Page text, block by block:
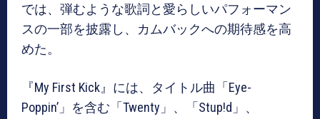
では、弾むような歌詞と愛らしいパフォーマン
スの一部を披露し、カムバックへの期待感を高
めた。
『My First Kick』には、タイトル曲「Eye-
Poppin’」を含む「Twenty」、「Stup!d」、